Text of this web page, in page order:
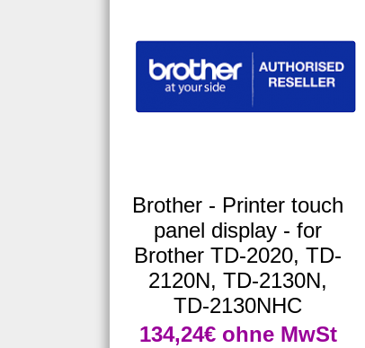
Brother - Printer touch
panel display - for
Brother TD-2020, TD-
2120N, TD-2130N,
TD-2130NHC
134,24€ ohne MwSt